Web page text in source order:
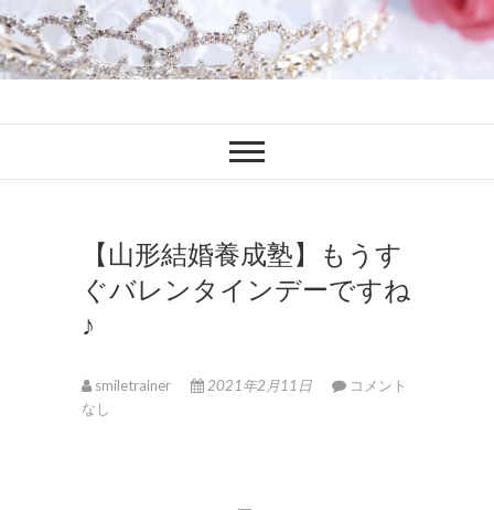
ファンブロ
【山形結婚養成塾】もうす
ぐバレンタインデーですね
♪
smiletrainer 2021年2月11日
コメント
なし